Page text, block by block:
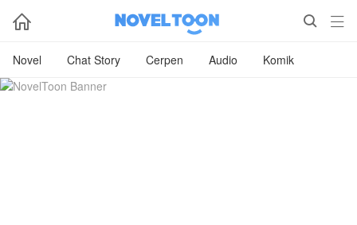
  
Novel Chat Story Cerpen Audio Komik